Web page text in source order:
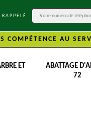
RAPPELÉ
COMPÉTENCE AU
ET
ABATTAGE
72